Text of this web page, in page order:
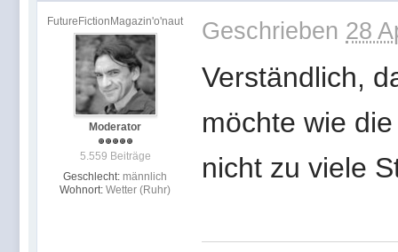
FutureFictionMagazin'o'naut
Moderator
5.559 Beiträge
Geschlecht: männlich
Wohnort: Wetter (Ruhr)
Geschrieben 28
Verständlich,
möchte wie
nicht zu viele